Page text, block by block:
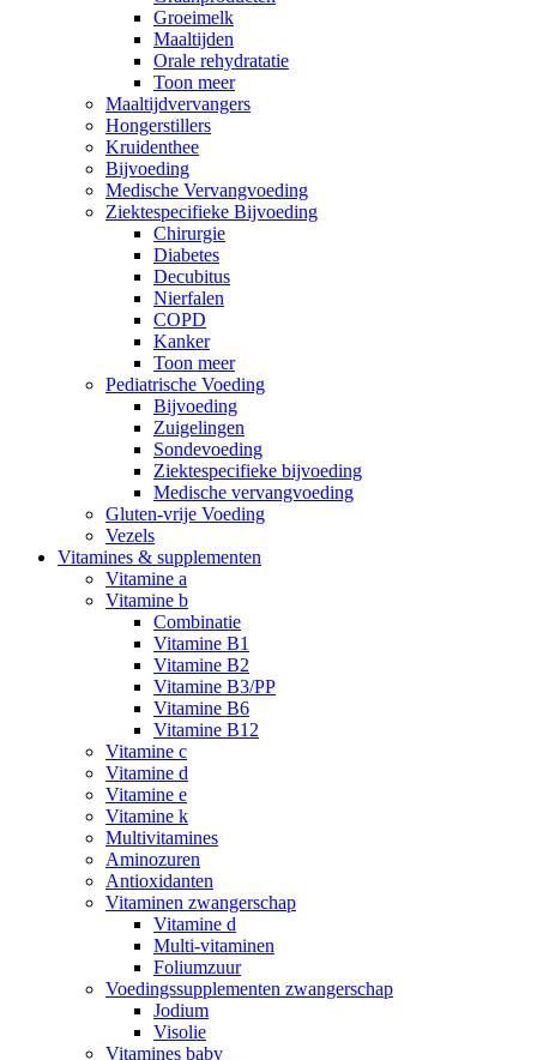
Groeimelk
Maaltijden
Orale rehydratatie
Toon meer
Maaltijdvervangers
Hongerstillers
Kruidenthee
Bijvoeding
Medische Vervangvoeding
Ziektespecifieke Bijvoeding
Chirurgie
Diabetes
Decubitus
Nierfalen
COPD
Kanker
Toon meer
Pediatrische Voeding
Bijvoeding
Zuigelingen
Sondevoeding
Ziektespecifieke bijvoeding
Medische vervangvoeding
Gluten-vrije Voeding
Vezels
Vitamines & supplementen
Vitamine a
Vitamine b
Combinatie
Vitamine B1
Vitamine B2
Vitamine B3/PP
Vitamine B6
Vitamine B12
Vitamine c
Vitamine d
Vitamine e
Vitamine k
Multivitamines
Aminozuren
Antioxidanten
Vitaminen zwangerschap
Vitamine d
Multi-vitaminen
Foliumzuur
Voedingssupplementen zwangerschap
Jodium
Visolie
Vitamines baby